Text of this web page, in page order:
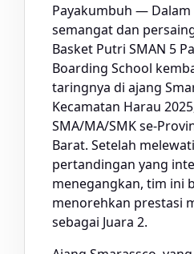
Payakumbuh —
semangat dan
Basket Putri SMAN 5
Boarding School
taringnya di ajang
Kecamatan Harau
SMA/MA/SMK se-
Barat. Setelah
pertandingan yang
menegangkan, tim ini
menorehkan prestasi
sebagai Juara 2.